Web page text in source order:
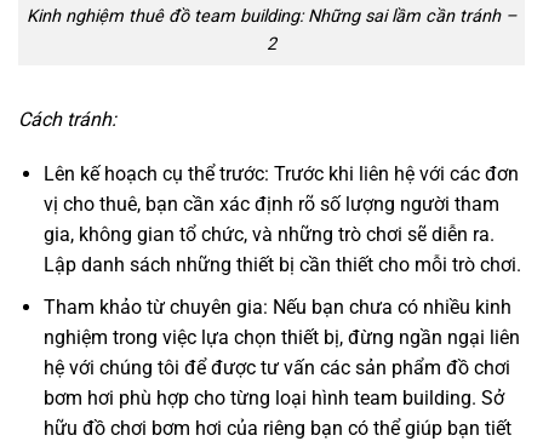
Kinh nghiệm thuê đồ team building: Những sai lầm cần tránh –
2
Cách tránh:
Lên kế hoạch cụ thể trước: Trước khi liên hệ với các đơn
vị cho thuê, bạn cần xác định rõ số lượng người tham
gia, không gian tổ chức, và những trò chơi sẽ diễn ra.
Lập danh sách những thiết bị cần thiết cho mỗi trò chơi.
Tham khảo từ chuyên gia: Nếu bạn chưa có nhiều kinh
nghiệm trong việc lựa chọn thiết bị, đừng ngần ngại liên
hệ với chúng tôi để được tư vấn các sản phẩm đồ chơi
bơm hơi phù hợp cho từng loại hình team building. Sở
hữu đồ chơi bơm hơi của riêng bạn có thể giúp bạn tiết